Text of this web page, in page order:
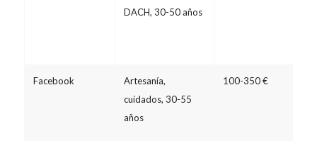
DACH, 30-50 años
Facebook
Artesanía,
cuidados, 30-55
años
100-350 €